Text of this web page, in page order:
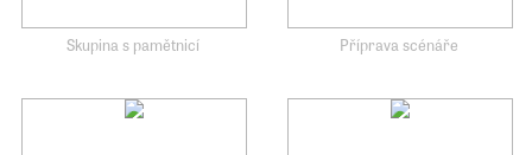
Skupina s pamětnicí Příprava scénáře